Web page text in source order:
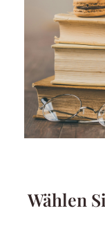
Wählen